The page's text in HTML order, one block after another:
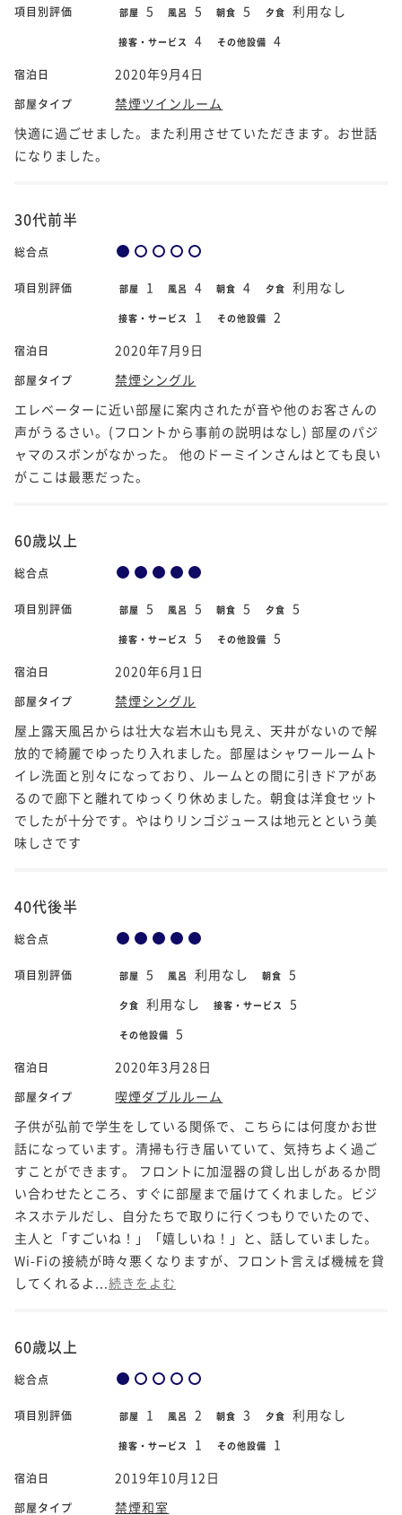
項目別評価 部屋 5 風呂 5 朝食 5 夕食 利用なし
接客・サービス 4 その他設備 4
宿泊日 2020年9月4日
部屋タイプ
禁煙ツインルーム
快適に過ごせました。また利用させていただきます。お世話
になりました。
30代前半
総合点
項目別評価 部屋 1 風呂 4 朝食 4 夕食 利用なし
接客・サービス 1 その他設備 2
宿泊日 2020年7月9日
部屋タイプ
禁煙シングル
エレベーターに近い部屋に案内されたが音や他のお客さんの
声がうるさい。(フロントから事前の説明はなし) 部屋のパジ
ャマのスボンがなかった。 他のドーミインさんはとても良い
がここは最悪だった。
60歳以上
総合点
項目別評価 部屋 5 風呂 5 朝食 5 夕食 5
接客・サービス 5 その他設備 5
宿泊日 2020年6月1日
部屋タイプ
禁煙シングル
屋上露天風呂からは壮大な岩木山も見え、天井がないので解
放的で綺麗でゆったり入れました。部屋はシャワールームト
イレ洗面と別々になっており、ルームとの間に引きドアがあ
るので廊下と離れてゆっくり休めました。朝食は洋食セット
でしたが十分です。やはりリンゴジュースは地元とという美
味しさです
40代後半
総合点
項目別評価 部屋 5 風呂 利用なし 朝食 5
夕食 利用なし 接客・サービス 5
その他設備 5
宿泊日 2020年3月28日
部屋タイプ
喫煙ダブルルーム
子供が弘前で学生をしている関係で、こちらには何度かお世
話になっています。清掃も行き届いていて、気持ちよく過ご
すことができます。 フロントに加湿器の貸し出しがあるか問
い合わせたところ、すぐに部屋まで届けてくれました。ビジ
ネスホテルだし、自分たちで取りに行くつもりでいたので、
主人と「すごいね！」「嬉しいね！」と、話していました。
Wi-Fiの接続が時々悪くなりますが、フロント言えば機械を貸
してくれるよ... 続きをよむ
60歳以上
総合点
項目別評価 部屋 1 風呂 2 朝食 3 夕食 利用なし
接客・サービス 1 その他設備 1
宿泊日 2019年10月12日
部屋タイプ 禁煙和室